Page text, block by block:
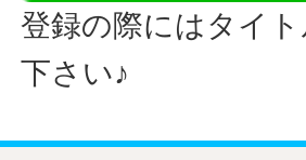
登録の際にはタイ
下さい♪